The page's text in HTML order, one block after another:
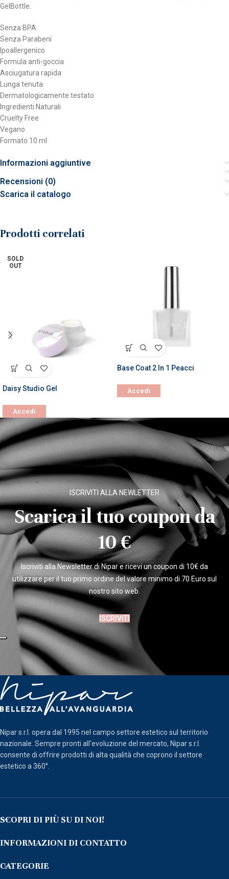
GelBottle.
Senza BPA
Senza Parabeni
Ipoallergenico
Formula anti-goccia
Asciugatura rapida
Lunga tenuta
Dermatologicamente testato
Ingredienti Naturali
Cruelty Free
Vegano
Formato 10 ml
Informazioni aggiuntive
Recensioni (0)
Scarica il catalogo
Prodotti correlati
SOLD
OUT
Daisy Studio Gel
Accedi
Base Coat 2 In 1 Peacci
Accedi
ISCRIVITI ALLA NEWLETTER
Scarica il tuo coupon da
10 €
Iscriviti alla Newsletter di Nipar e ricevi un coupon di 10€ da
utilizzare per il tuo primo ordine del valore minimo di 70 Euro sul
nostro sito web.
ISCRIVITI
Nipar s.r.l. opera dal 1995 nel campo settore estetico sul territorio
nazionale. Sempre pronti all'evoluzione del mercato, Nipar s.r.l.
consente di offrire prodotti di alta qualità che coprono il settore
estetico a 360°.
SCOPRI DI PIÙ SU DI NOI!
INFORMAZIONI DI CONTATTO
CATEGORIE